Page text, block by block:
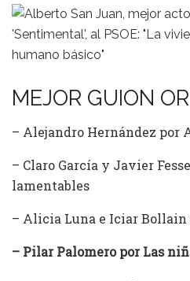
MEJOR GUION
– Alejandro Hernández por
– Claro García y Javier
lamentables
– Alicia Luna e Iciar Bollain
– Pilar Palomero por Las